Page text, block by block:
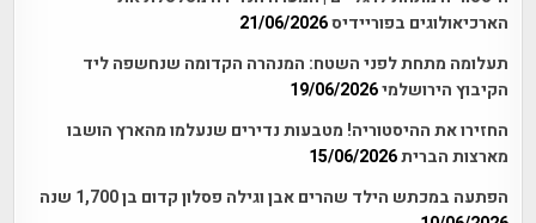
הארכיאולוגים בפוריידיס21/06/2026
תעלומה מתחת לפני השטח: המנהרה הקדומה שנחשפה ליד
הקיבוץ הירושלמי19/06/2026
החזירו את ההיסטוריה! מטבעות נדירים שנעלמו מהארץ הושבו
מארצות הברית15/06/2026
הפתעה במכתש הילד שהרים אבן וגילה פסלון קדום בן 1,700 שנה